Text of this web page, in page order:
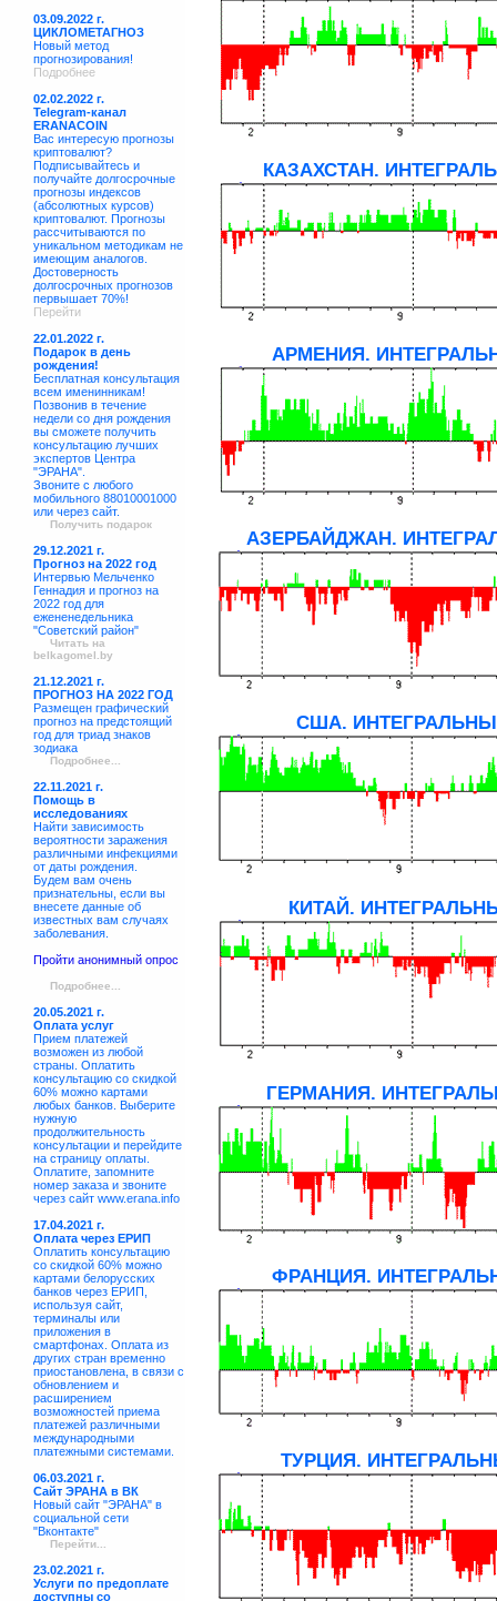
03.09.2022 г.
ЦИКЛОМЕТАГНОЗ
Новый метод
прогнозирования!
Подробнее
02.02.2022 г.
Telegram-канал
ERANACOIN
Вас интересую прогнозы
криптовалют?
Подписывайтесь и
получайте долгосрочные
прогнозы индексов
(абсолютных курсов)
криптовалют. Прогнозы
рассчитываются по
уникальном методикам не
имеющим аналогов.
Достоверность
долгосрочных прогнозов
первышает 70%!
Перейти
22.01.2022 г.
Подарок в день
рождения!
Бесплатная консультация
всем именинникам!
Позвонив в течение
недели со дня рождения
вы сможете получить
консультацию лучших
экспертов Центра
"ЭРАНА".
Звоните с любого
мобильного 88010001000
или через сайт.
Получить подарок
29.12.2021 г.
Прогноз на 2022 год
Интервью Мельченко
Геннадия и прогноз на
2022 год для
ежененедельника
"Советский район"
Читать на
belkagomel.by
21.12.2021 г.
ПРОГНОЗ НА 2022 ГОД
Размещен графический
прогноз на предстоящий
год для триад знаков
зодиака
Подробнее...
22.11.2021 г.
Помощь в
исследованиях
Найти зависимость
вероятности заражения
различными инфекциями
от даты рождения.
Будем вам очень
признательны, если вы
внесете данные об
известных вам случаях
заболевания.
Пройти анонимный опрос
Подробнее...
20.05.2021 г.
Оплата услуг
Прием платежей
возможен из любой
страны. Оплатить
консультацию со скидкой
60% можно картами
любых банков. Выберите
нужную
продолжительность
консультации и перейдите
на страницу оплаты.
Оплатите, запомните
номер заказа и звоните
через сайт www.erana.info
17.04.2021 г.
Оплата через ЕРИП
Оплатить консультацию
со скидкой 60% можно
картами белорусских
банков через ЕРИП,
используя сайт,
терминалы или
приложения в
смартфонах. Оплата из
других стран временно
приостановлена, в связи с
обновлением и
расширением
возможностей приема
платежей различными
международными
платежными системами.
06.03.2021 г.
Сайт ЭРАНА в ВК
Новый сайт "ЭРАНА" в
социальной сети
"Вконтакте"
Перейти...
23.02.2021 г.
Услуги по предоплате
доступны со
КАЗАХСТАН.
АРМЕНИЯ.
АЗЕРБАЙДЖАН.
США.
КИТАЙ.
ГЕРМАНИЯ.
ФРАНЦИЯ.
ТУРЦИЯ.